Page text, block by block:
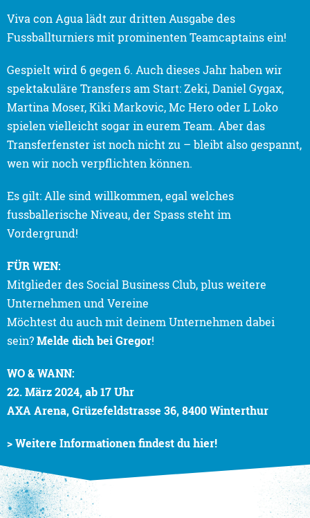
Viva con Agua lädt zur dritten Ausgabe des
Fussballturniers mit prominenten Teamcaptains ein!
Gespielt wird 6 gegen 6. Auch dieses Jahr haben wir
spektakuläre Transfers am Start: Zeki, Daniel Gygax,
Martina Moser, Kiki Markovic, Mc Hero oder L Loko
spielen vielleicht sogar in eurem Team. Aber das
Transferfenster ist noch nicht zu – bleibt also gespannt,
wen wir noch verpflichten können.
Es gilt: Alle sind willkommen, egal welches
fussballerische Niveau, der Spass steht im
Vordergrund!
FÜR WEN:
Mitglieder des Social Business Club, plus weitere
Unternehmen und Vereine
Möchtest du auch mit deinem Unternehmen dabei
sein?Melde dich bei Gregor!
WO & WANN:
22. März 2024, ab 17 Uhr
AXA Arena, Grüzefeldstrasse 36, 8400 Winterthur
> Weitere Informationen findest du hier!